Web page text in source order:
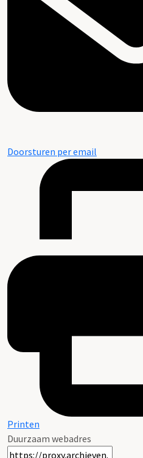
Doorsturen per email
Printen
Duurzaam webadres